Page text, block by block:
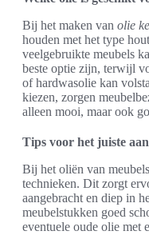
Bij het maken van olie
houden met het type
veelgebruikte meubels
beste optie zijn, terwijl
of hardwasolie kan
kiezen, zorgen
alleen mooi, maar ook
Tips voor het juiste
Bij het oliën van
technieken. Dit zorgt
aangebracht en diep in
meubelstukken goed
eventuele oude olie met